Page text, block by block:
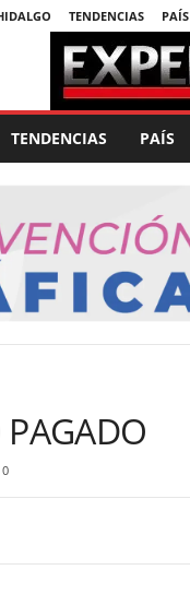
TENDENCIAS PAÍS
TENDENCIAS PAÍS
0